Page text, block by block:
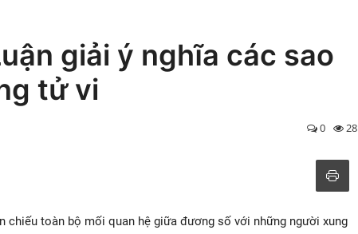
giải ý nghĩa các sao
tử vi
0 28
chiếu toàn bộ mối quan hệ giữa đương số với những người xung